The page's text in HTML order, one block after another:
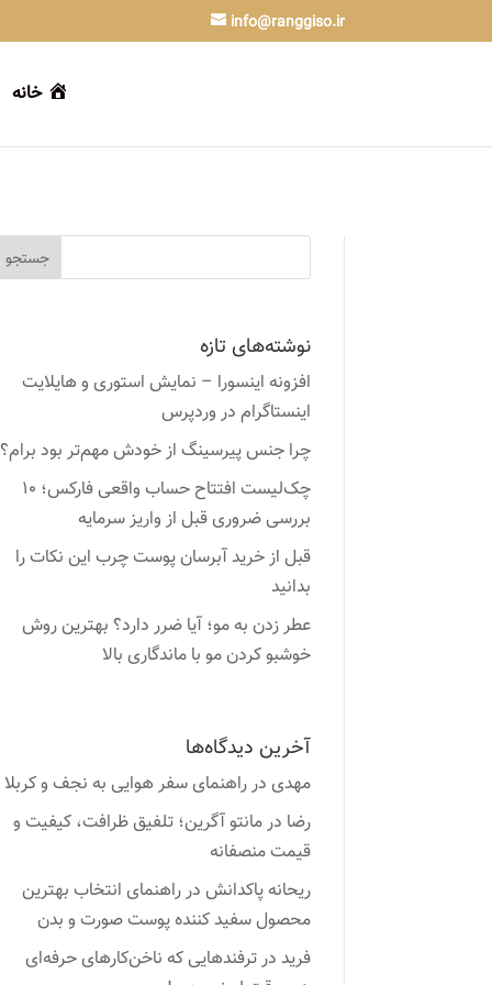
info@ranggiso.ir
خانه
نوشته‌های تازه
افزونه اینسورا – نمایش استوری و هایلایت
اینستاگرام در وردپرس
چرا جنس پیرسینگ از خودش مهم‌تر بود برام؟
چک‌لیست افتتاح حساب واقعی فارکس؛ ۱۰
بررسی ضروری قبل از واریز سرمایه
قبل از خرید آبرسان پوست چرب این نکات را
بدانید
عطر زدن به مو؛ آیا ضرر دارد؟ بهترین روش
خوشبو کردن مو با ماندگاری بالا
آخرین دیدگاه‌ها
مهدی درراهنمای سفر هوایی به نجف و کربلا
رضا درمانتو آگرین؛ تلفیق ظرافت، کیفیت و
قیمت منصفانه
ریحانه پاکدانش درراهنمای انتخاب بهترین
محصول سفید کننده پوست صورت و بدن
فرید درترفندهایی که ناخن‌کارهای حرفه‌ای